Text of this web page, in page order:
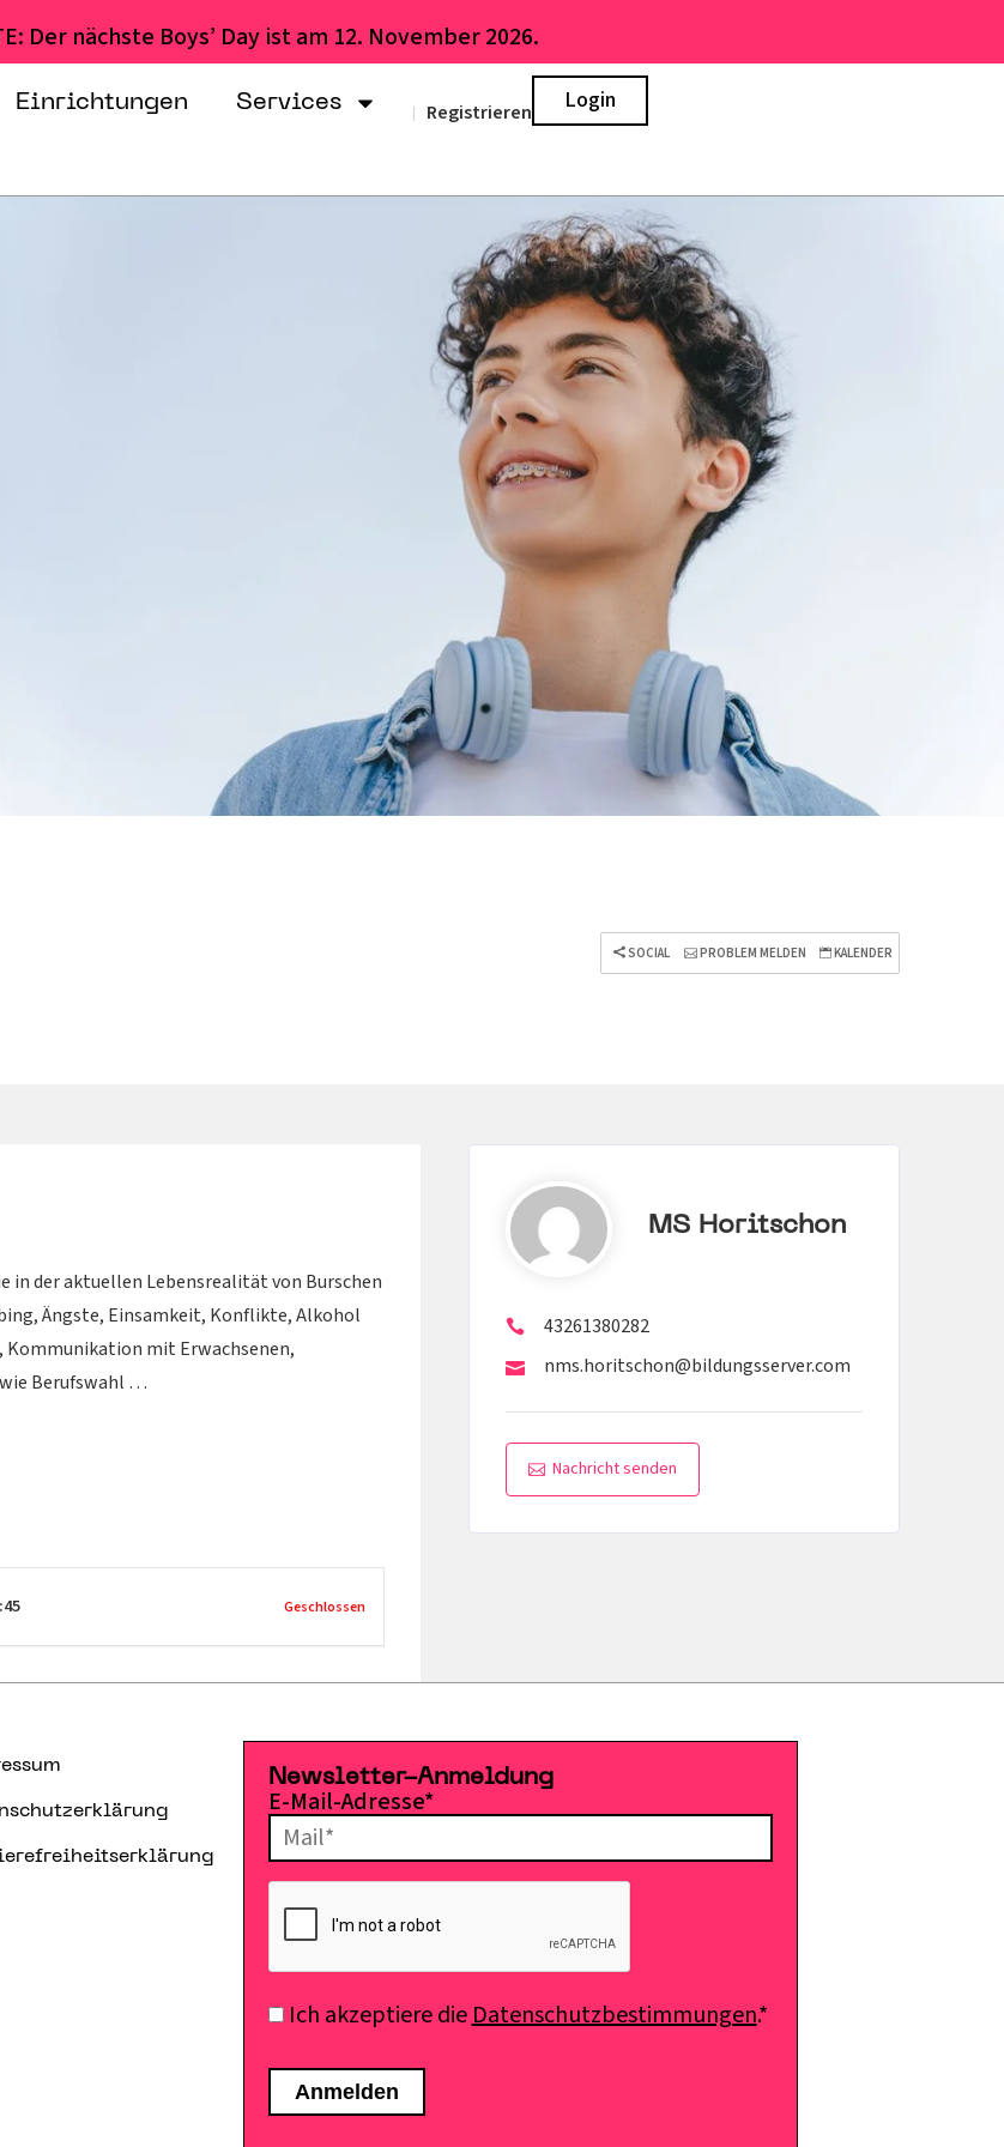
Der nächste Boys’ Day ist am 12. November 2026.
Einrichtungen Services | Registrieren Login
SOCIAL PROBLEM MELDEN KALENDER
in der aktuellen Lebensrealität von Burschen
Ängste, Einsamkeit, Konflikte, Alkohol
Kommunikation mit Erwachsenen,
Berufswahl …
Geschlossen
MS Horitschon
43261380282
nms.horitschon@bildungsserver.com
Nachricht senden
Newsletter-Anmeldung
E-Mail-Adresse*
Ich akzeptiere dieDatenschutzbestimmungen.*